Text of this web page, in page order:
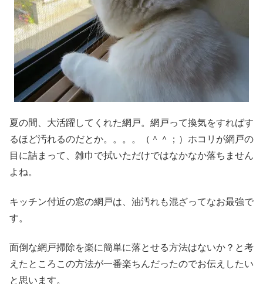
夏の間、大活躍してくれた網戸。網戸って換気をすればす
るほど汚れるのだとか。。。。（＾＾；）ホコリが網戸の
目に詰まって、雑巾で拭いただけではなかなか落ちません
よね。
キッチン付近の窓の網戸は、油汚れも混ざってなお最強で
す。
面倒な網戸掃除を楽に簡単に落とせる方法はないか？と考
えたところこの方法が一番楽ちんだったのでお伝えしたい
と思います。